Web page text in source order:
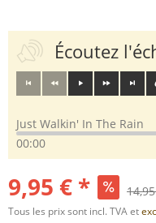
Écoutez
Just Walkin' In The Rain
00:00
9,95 € *
Tous les prix sont incl. TVA et